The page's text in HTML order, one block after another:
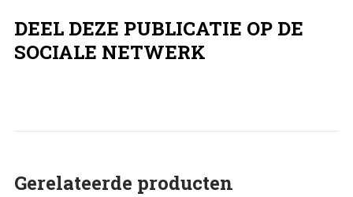
DEEL DEZE PUBLICATIE OP DE
SOCIALE NETWERK
Gerelateerde producten